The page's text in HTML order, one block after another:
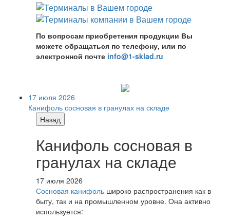
По вопросам приобретения продукции Вы
можете обращаться по телефону, или по
электронной почте info@1-sklad.ru
17 июля 2026
Канифоль сосновая в гранулах на складе
Назад
Канифоль сосновая в
гранулах на складе
17 июля 2026
Сосновая канифоль широко распространения как в
быту, так и на промышленном уровне. Она активно
используется: